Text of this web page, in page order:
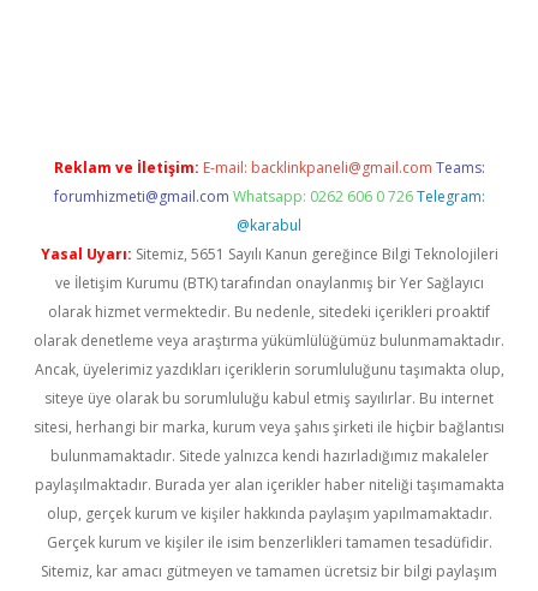
Reklam ve İletişim: E-mail: backlinkpaneli@gmail.com Teams:
forumhizmeti@gmail.com Whatsapp: 0262 606 0 726 Telegram:
@karabul
Yasal Uyarı: Sitemiz, 5651 Sayılı Kanun gereğince Bilgi Teknolojileri
ve İletişim Kurumu (BTK) tarafından onaylanmış bir Yer Sağlayıcı
olarak hizmet vermektedir. Bu nedenle, sitedeki içerikleri proaktif
olarak denetleme veya araştırma yükümlülüğümüz bulunmamaktadır.
Ancak, üyelerimiz yazdıkları içeriklerin sorumluluğunu taşımakta olup,
siteye üye olarak bu sorumluluğu kabul etmiş sayılırlar. Bu internet
sitesi, herhangi bir marka, kurum veya şahıs şirketi ile hiçbir bağlantısı
bulunmamaktadır. Sitede yalnızca kendi hazırladığımız makaleler
paylaşılmaktadır. Burada yer alan içerikler haber niteliği taşımamakta
olup, gerçek kurum ve kişiler hakkında paylaşım yapılmamaktadır.
Gerçek kurum ve kişiler ile isim benzerlikleri tamamen tesadüfidir.
Sitemiz, kar amacı gütmeyen ve tamamen ücretsiz bir bilgi paylaşım